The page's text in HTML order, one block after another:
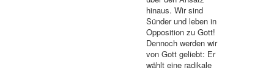
hinaus. Wir sind
Sünder und leben in
Opposition zu Gott!
Dennoch werden wir
von Gott geliebt: Er
wählt eine radikale